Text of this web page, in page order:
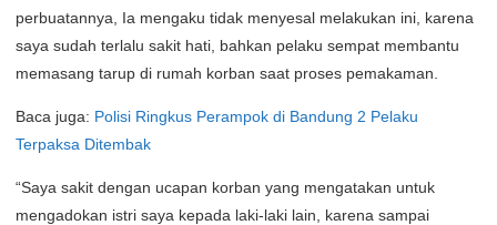
perbuatannya, Ia mengaku tidak menyesal melakukan ini, karena
saya sudah terlalu sakit hati, bahkan pelaku sempat membantu
memasang tarup di rumah korban saat proses pemakaman.
Baca juga: Polisi Ringkus Perampok di Bandung 2 Pelaku
Terpaksa Ditembak
“Saya sakit dengan ucapan korban yang mengatakan untuk
mengadokan istri saya kepada laki-laki lain, karena sampai